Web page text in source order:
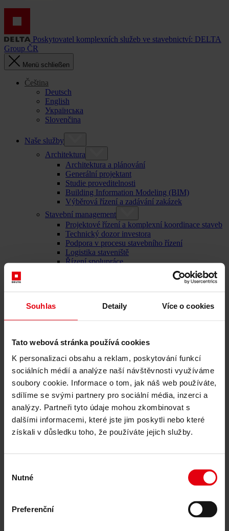
Souhlas Detaily Více o cookies
Tato webová stránka používá cookies
K personalizaci obsahu a reklam, poskytování funkcí
sociálních médií a analýze naší návštěvnosti využíváme
soubory cookie. Informace o tom, jak náš web používáte,
sdílíme se svými partnery pro sociální média, inzerci a
analýzy. Partneři tyto údaje mohou zkombinovat s
dalšími informacemi, které jste jim poskytli nebo které
získali v důsledku toho, že používáte jejich služby.
souhlasu
Nutné
Preferenční
Poskytovatel komplexních služeb ve stavebnictví: DELTA
Group ČR
Menü schließen
Čeština
Deutsch
English
Українська
Slovenčina
Naše služby
Architektura
Architektura a plánování
Generální projektant
Studie proveditelnosti
Building Information Modeling (BIM)
Výběrová řízení a zadávání zakázek
Stavební management
Projektové řízení a komplexní koordinace staveb
Technický dozor investora
Podpora v procesu stavebního řízení
Logistika staveniště
Řízení spolupráce
Management výběrového řízení a zadávání
Integrované poradenství
ESG a taxonomie EU – poradenství pro
udržitelný rozvoj budov
Certifikace budov
Znalecké posudky
Monitorování a kontrola staveb
CDE platformy
O nás
Kariéra
Novinky & Události
Kontakty
Novinky & Události
UNBROKEN
V ukrajinském Lvově bylo otevřeno nové Centrum duševního